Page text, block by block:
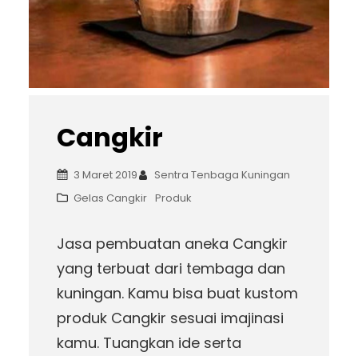
Cangkir
3 Maret 2019
Sentra Tenbaga Kuningan
Gelas Cangkir Produk
Jasa pembuatan aneka Cangkir
yang terbuat dari tembaga dan
kuningan. Kamu bisa buat kustom
produk Cangkir sesuai imajinasi
kamu. Tuangkan ide serta